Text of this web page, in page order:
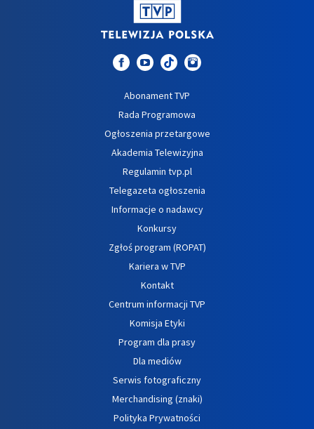
Abonament TVP
Rada Programowa
Ogłoszenia przetargowe
Akademia Telewizyjna
Regulamin tvp.pl
Telegazeta ogłoszenia
Informacje o nadawcy
Konkursy
Zgłoś program (ROPAT)
Kariera w TVP
Kontakt
Centrum informacji TVP
Komisja Etyki
Program dla prasy
Dla mediów
Serwis fotograficzny
Merchandising (znaki)
Polityka Prywatności